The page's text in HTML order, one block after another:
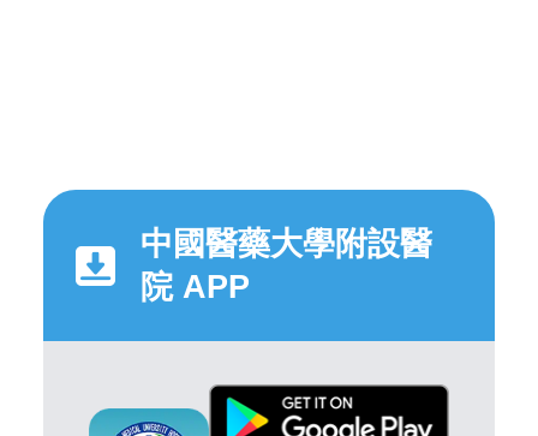
中國醫藥大學附設醫
院 APP